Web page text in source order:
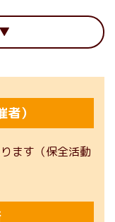
）
ます（保全活動